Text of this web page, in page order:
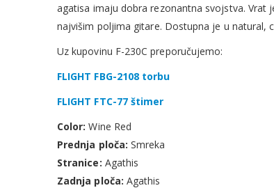
agatisa imaju dobra rezonantna svojstva.
najvišim poljima gitare. Dostupna je u natural,
Uz kupovinu F-230C preporučujemo:
FLIGHT FBG-2108 torbu
FLIGHT FTC-77 štimer
Color: Wine Red
Prednja ploča: Smreka
Stranice: Agathis
Zadnja ploča: Agathis